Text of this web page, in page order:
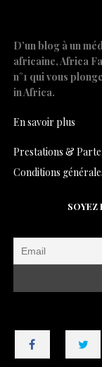
D’un blog à un
africaine, Africa
n°1 qui vous
in Africa.
En savoir plus
Prestations &
Conditions
SOYEZ